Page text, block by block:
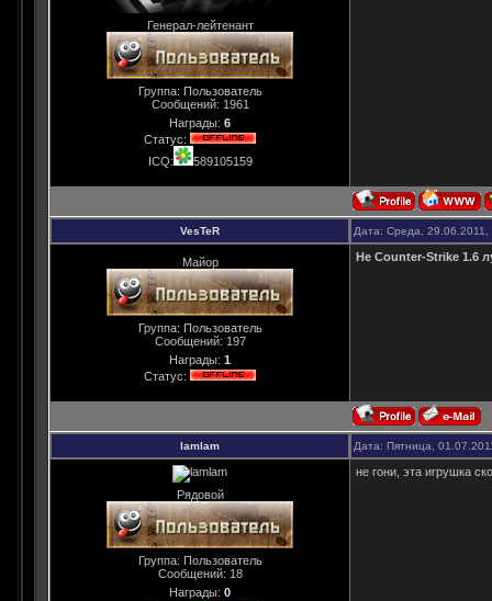
Генерал-лейтенант
Группа: Пользователь
Сообщений: 1961
Награды: 6
Статус:
ICQ:
589105159
VesTeR Дата: Среда,
Майор
Группа: Пользователь
Сообщений: 197
Награды: 1
Статус:
Не Counter-Strike 1.6
lamlam Дата: Пятница,
Рядовой
Группа: Пользователь
Сообщений: 18
Награды: 0
не гони, эта игрушка